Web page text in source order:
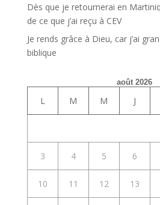
Dès que je retournerai en
de ce que j’ai reçu à CEV
Je rends grâce à Dieu, car j’ai
biblique
août 2026
L M M J
3 4 5 6
10 11 12 13